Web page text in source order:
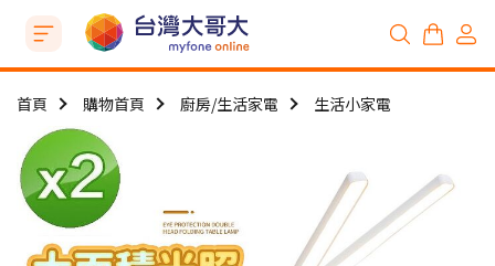
首頁 購物首頁 廚房/生活家電 生活小家電